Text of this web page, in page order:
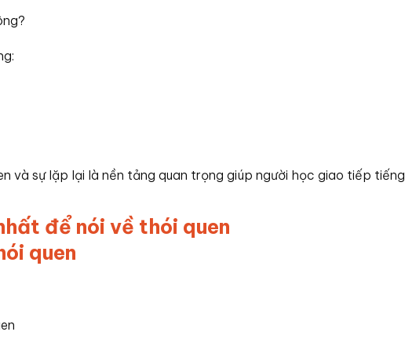
và sự lặp lại là nền tảng quan trọng giúp người học giao tiếp tiếng
để nói về thói quen